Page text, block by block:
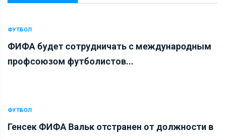
ФУТБОЛ
ФИФА будет сотрудничать с международным
профсоюзом футболистов...
ФУТБОЛ
Генсек ФИФА Вальк отстранен от должности в